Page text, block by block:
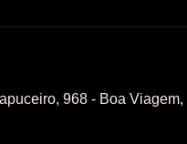
968 - Boa Viagem,